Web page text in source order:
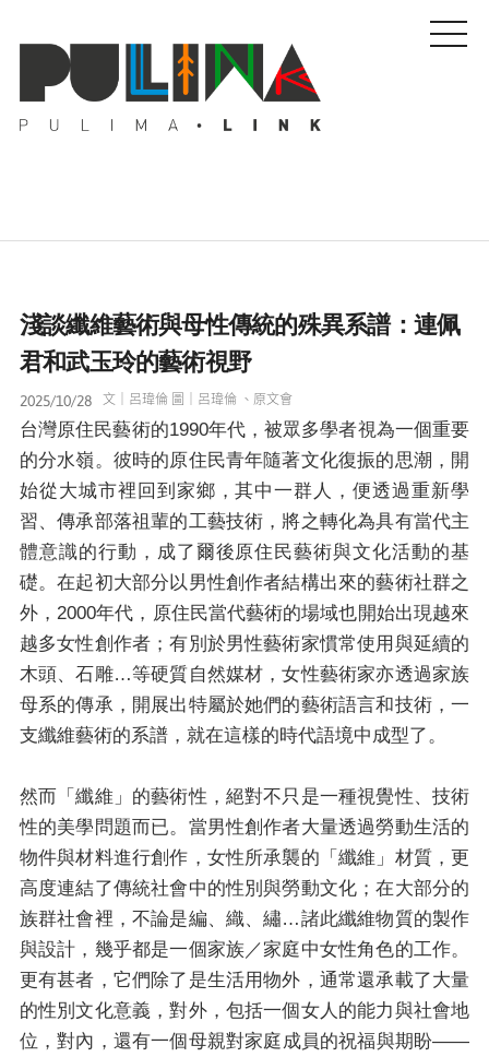
藝壇人物
Pulima藝術獎
活動專區
媒體專區
原住民族文化藝術補助成果專區
展演櫥窗
關於我們
淺談纖維藝術與母性傳統的殊異系譜：連佩
君和武玉玲的藝術視野
2025/10/28 文｜呂瑋倫 圖｜呂瑋倫 、原文會
台灣原住民藝術的1990年代，被眾多學者視為一個重要
的分水嶺。彼時的原住民青年隨著文化復振的思潮，開
始從大城市裡回到家鄉，其中一群人，便透過重新學
習、傳承部落祖輩的工藝技術，將之轉化為具有當代主
體意識的行動，成了爾後原住民藝術與文化活動的基
礎。在起初大部分以男性創作者結構出來的藝術社群之
外，2000年代，原住民當代藝術的場域也開始出現越來
越多女性創作者；有別於男性藝術家慣常使用與延續的
木頭、石雕…等硬質自然媒材，女性藝術家亦透過家族
母系的傳承，開展出特屬於她們的藝術語言和技術，一
支纖維藝術的系譜，就在這樣的時代語境中成型了。
然而「纖維」的藝術性，絕對不只是一種視覺性、技術
性的美學問題而已。當男性創作者大量透過勞動生活的
物件與材料進行創作，女性所承襲的「纖維」材質，更
高度連結了傳統社會中的性別與勞動文化；在大部分的
族群社會裡，不論是編、織、繡…諸此纖維物質的製作
與設計，幾乎都是一個家族／家庭中女性角色的工作。
更有甚者，它們除了是生活用物外，通常還承載了大量
的性別文化意義，對外，包括一個女人的能力與社會地
位，對內，還有一個母親對家庭成員的祝福與期盼——